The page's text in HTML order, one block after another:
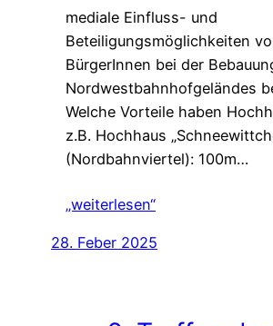
mediale Einfluss- und
Beteiligungsmöglichkeiten
BürgerInnen bei der
Nordwestbahnhofgeländes
Welche Vorteile haben
z.B. Hochhaus
(Nordbahnviertel): 100m…
„weiterlesen“
28. Feber 2025